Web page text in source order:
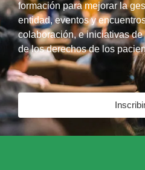
formación para mejorar la
entidad, eventos y
colaboración, e iniciativas
de los derechos de los